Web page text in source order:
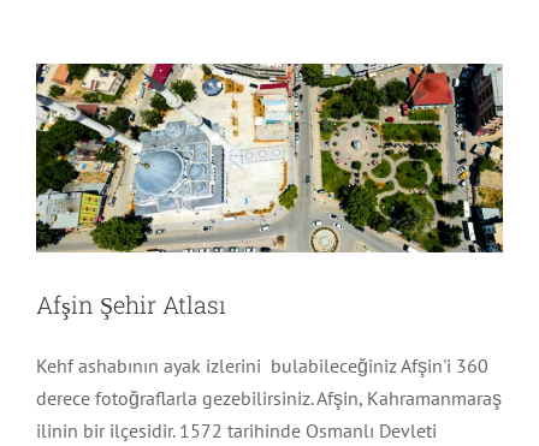
Afşin Şehir Atlası
Kehf ashabının ayak izlerini bulabileceğiniz Afşin'i 360
derece fotoğraflarla gezebilirsiniz. Afşin, Kahramanmaraş
ilinin bir ilçesidir. 1572 tarihinde Osmanlı Devleti